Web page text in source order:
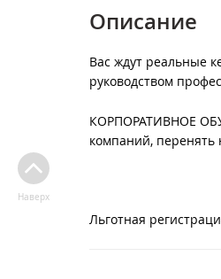
Описание
Вас ждут реальные
руководством
КОРПОРАТИВНОЕ
компаний,
Льготная
Наверх